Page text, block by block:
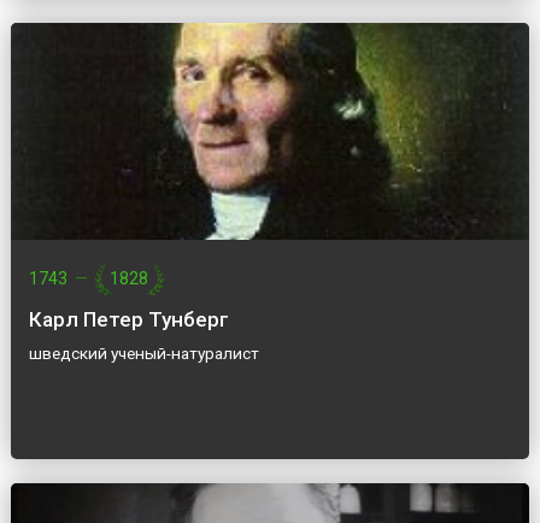
1743 — 1828
Карл Петер Тунберг
шведский ученый-натуралист